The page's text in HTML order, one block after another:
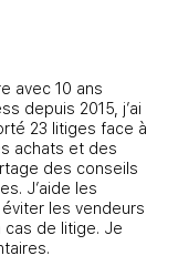
avec 10 ans
depuis 2015, j’ai
23 litiges face à
achats et des
des conseils
J’aide les
les vendeurs
de litige. Je